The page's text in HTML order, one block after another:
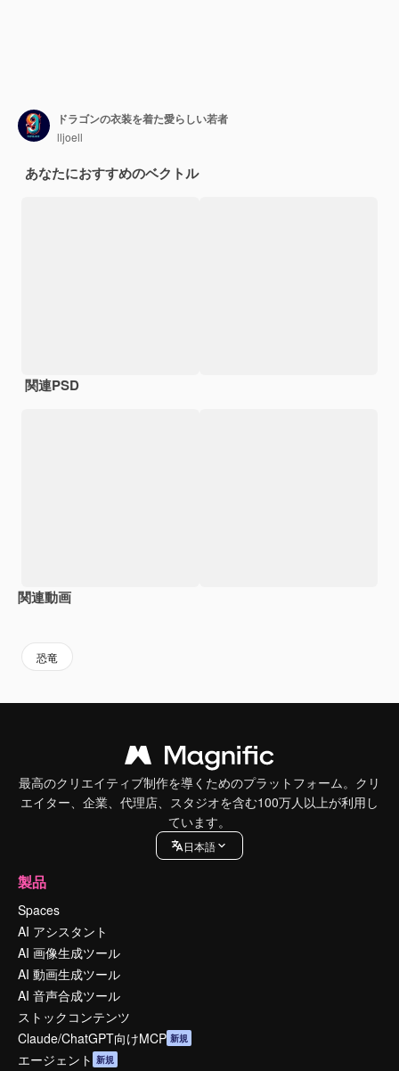
ドラゴンの衣装を着た愛らしい若者
lljoell
あなたにおすすめのベクトル
関連PSD
関連動画
恐竜
最高のクリエイティブ制作を導くためのプラットフォーム。クリ
エイター、企業、代理店、スタジオを含む100万人以上が利用し
ています。
日本語
製品
Spaces
AI アシスタント
AI 画像生成ツール
AI 動画生成ツール
AI 音声合成ツール
ストックコンテンツ
Claude/ChatGPT向けMCP 新規
エージェント 新規